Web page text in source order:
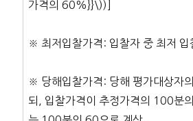
가격의 60%}}\))]
※ 최저입찰가격: 입찰자 중 최저 입
※ 당해입찰가격: 당해 평가대상자
되, 입찰가격이 추정가격의 100분